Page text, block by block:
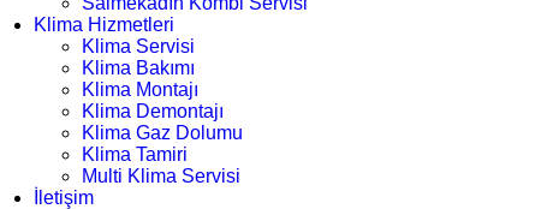
Klima Hizmetleri
Klima Servisi
Klima Bakımı
Klima Montajı
Klima Demontajı
Klima Gaz Dolumu
Klima Tamiri
Multi Klima Servisi
İletişim